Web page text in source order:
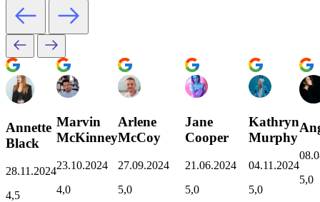
Annette
Black
28.11.2024
4,5
Marvin
McKinney
23.10.2024
4,0
Arlene
McCoy
27.09.2024
5,0
Jane
Cooper
21.06.2024
5,0
Kathryn
Murphy
04.11.2024
5,0
5,0